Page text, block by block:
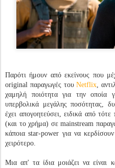
Παρότι ήμουν από εκείνους που
original παραγωγές τουNetflix,
χαμηλή ποιότητα για την οποία
υπερβολικά μεγάλης ποσότητας,
έχει απογοητεύσει, ειδικά από
(και το χρήμα) σε mainstream
κάποια star-power για να
χειρότερο.
Μια απ' τα ίδια μοιάζει να είναι